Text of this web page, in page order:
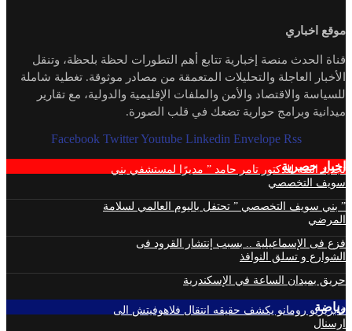
موقع اخباري
قناة الحدث منصة إخبارية تتابع أهم التطورات لحظة بلحظة، وتنقل
الأخبار العاجلة والتحليلات المتعمقة من مصادر موثوقة. تغطية شاملة
للسياسة والاقتصاد والأمن والملفات الإقليمية والدولية، مع تقارير
ميدانية وبرامج حوارية تضعك في قلب الصورة.
Facebook Twitter Youtube Linkedin Envelope Rss
اخبار حصرية
تجديد الثقة للدكتور تامر حامد ” مديرًا لمستشفي بني
سويف التخصصي
” بني سويف التخصصي ” تحتفل باليوم العالمي لسلامة
المرضي
فزع فى الإسماعيلية .. بسبب إنتشار القرود فى
الشوارع و تسلق النوافذ
حريق بميدان الساعة في الإسكندرية
رياضة
فابريزيو رومانو يكشف حقيقه انتقال فلاهوفيتش الى
ارسنال